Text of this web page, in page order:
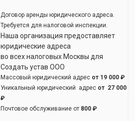
Договор аренды юридического адреса.
Требуется для налоговой инспекции.
Наша организация предоставляет
юридические адреса
во всех налоговых Москвы для
Создать устав ООО
Массовый юридический адрес от 19 000 ₽
Уникальный юридический адрес от 27 000
₽
Почтовое обслуживание от 800 ₽